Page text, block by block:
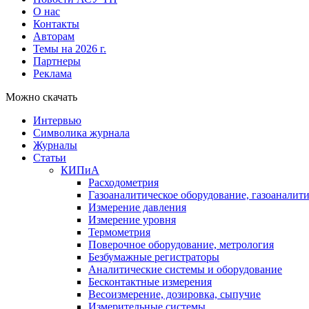
О нас
Контакты
Авторам
Темы на 2026 г.
Партнеры
Реклама
Можно скачать
Интервью
Символика журнала
Журналы
Статьи
КИПиА
Расходометрия
Газоаналитическое оборудование,
Измерение давления
Измерение уровня
Термометрия
Поверочное оборудование, метрология
Безбумажные регистраторы
Аналитические системы и оборудование
Бесконтактные измерения
Весоизмерение, дозировка, сыпучие